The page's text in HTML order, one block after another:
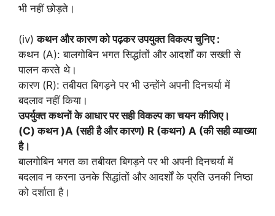
भी नहीं छोड़ते।
(iv)कथन और कारण को पढ़कर उपयुक्त विकल्प चुनिए :
कथन (A): बालगोबिन भगत सिद्धांतों और आदर्शों का सख्ती से
पालन करते थे।
कारण (R): तबीयत बिगड़ने पर भी उन्होंने अपनी दिनचर्या में
बदलाव नहीं किया।
उपर्युक्त कथनों के आधार पर सही विकल्प का चयन कीजिए।
(C) कथन )A (सही है और कारण) R (कथन) A (की सही व्याख्या
है।
बालगोबिन भगत का तबीयत बिगड़ने पर भी अपनी दिनचर्या में
बदलाव न करना उनके सिद्धांतों और आदर्शों के प्रति उनकी निष्ठा
को दर्शाता है।